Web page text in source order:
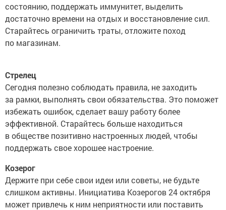
состоянию, поддержать иммунитет, выделить
достаточно времени на отдых и восстановление сил.
Старайтесь ограничить траты, отложите поход
по магазинам.
Стрелец
Сегодня полезно соблюдать правила, не заходить
за рамки, выполнять свои обязательства. Это поможет
избежать ошибок, сделает вашу работу более
эффективной. Старайтесь больше находиться
в обществе позитивно настроенных людей, чтобы
поддержать свое хорошее настроение.
Козерог
Держите при себе свои идеи или советы, не будьте
слишком активны. Инициатива Козерогов 24 октября
может привлечь к ним неприятности или поставить